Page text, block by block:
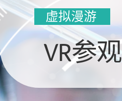
虚拟漫游
VR参观